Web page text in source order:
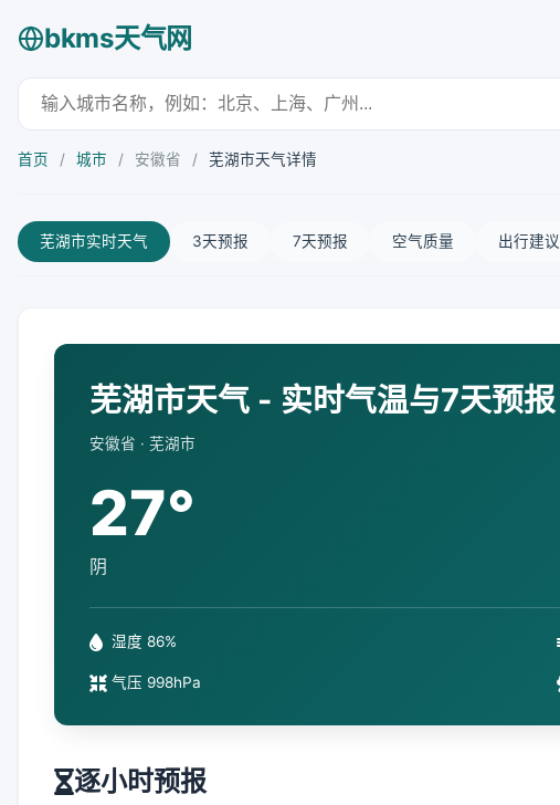
bkms天气网
首页 / 城市 / 安徽省 / 芜湖市天气详情
芜湖市实时天气 3天预报 7天预报 空气质量 出行建议
芜湖市天气 - 实时气温与7天预报
安徽省 · 芜湖市
27°
阴
湿度 86%
气压 998hPa
逐小时预报